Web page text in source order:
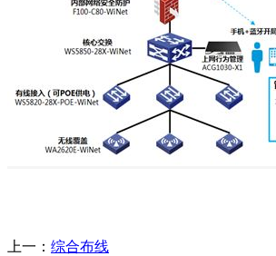
上一： 综合布线